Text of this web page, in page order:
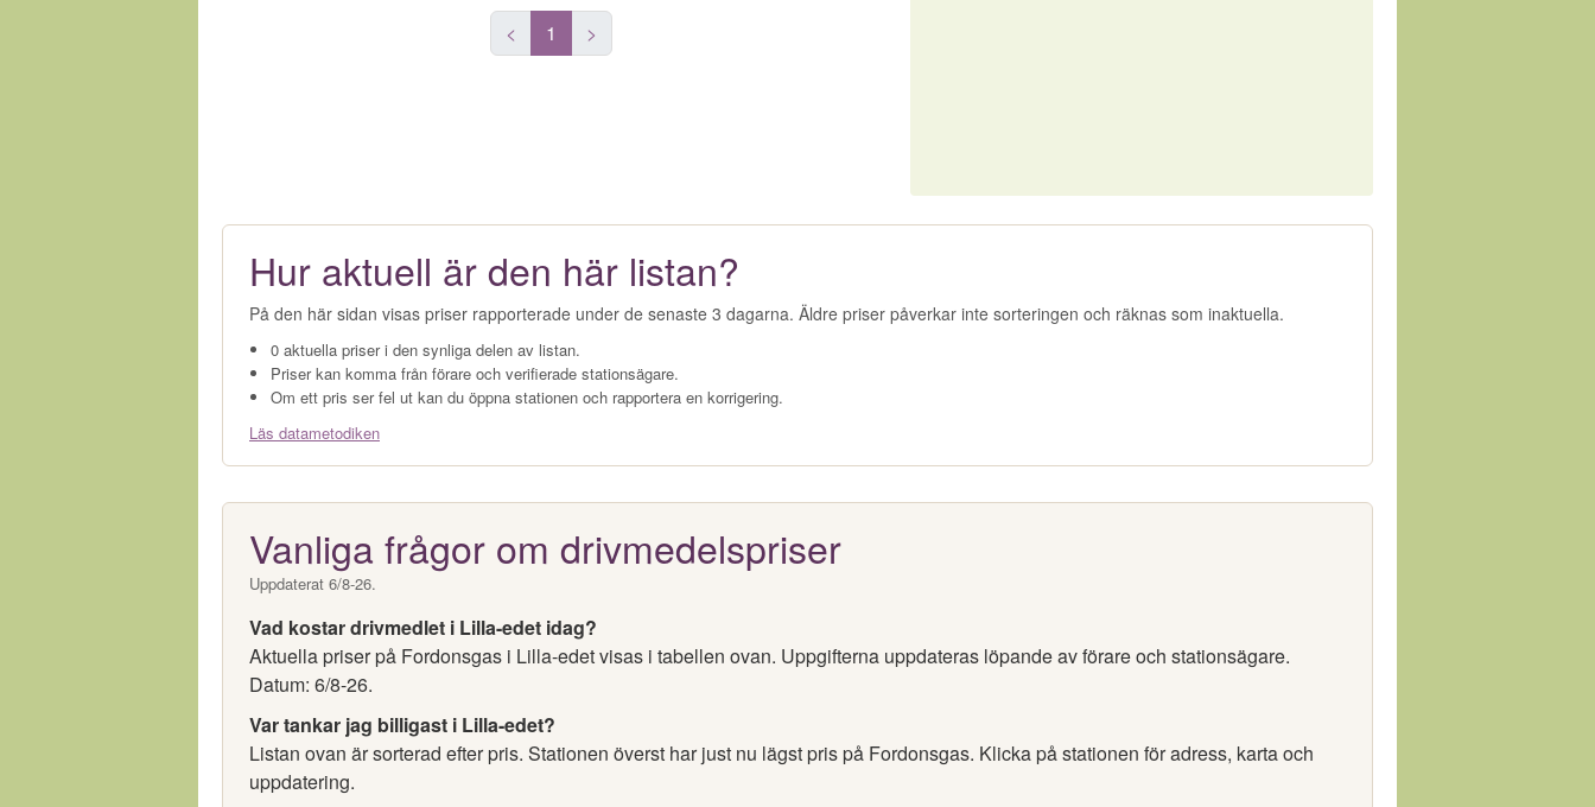
< 1 >
Hur aktuell är den här listan?
På den här sidan visas priser rapporterade under de senaste 3 dagarna. Äldre priser påverkar inte sorteringen och räknas som inaktuella.
0 aktuella priser i den synliga delen av listan.
Priser kan komma från förare och verifierade stationsägare.
Om ett pris ser fel ut kan du öppna stationen och rapportera en korrigering.
Läs datametodiken
Vanliga frågor om drivmedelspriser
Uppdaterat 6/8-26.
Vad kostar drivmedlet i Lilla-edet idag?
Aktuella priser på Fordonsgas i Lilla-edet visas i tabellen ovan. Uppgifterna uppdateras löpande av förare och stationsägare.
Datum: 6/8-26.
Var tankar jag billigast i Lilla-edet?
Listan ovan är sorterad efter pris. Stationen överst har just nu lägst pris på Fordonsgas. Klicka på stationen för adress, karta och
uppdatering.